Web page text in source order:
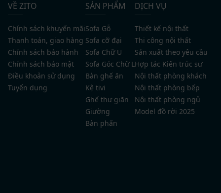
VỀ ZITO
Chính sách khuyến mãi
Thanh toán, giao hàng
Chính sách bảo hành
Chính sách bảo mật
Điều khoản sử dụng
Tuyển dụng
SẢN PHẨM
Sofa Gỗ
Sofa cỡ đại
Sofa Chữ U
Sofa Góc Chữ L
Bàn ghế ăn
Kệ tivi
Ghế thư giãn
Giường
Bàn phấn
DỊCH VỤ
Thiết kế nội thất
Thi công nội thất
Sản xuất theo yêu cầu
Hợp tác Kiến trúc sư
Nội thất phòng khách
Nội thất phòng bếp
Nội thất phòng ngủ
Model đồ rời 2025